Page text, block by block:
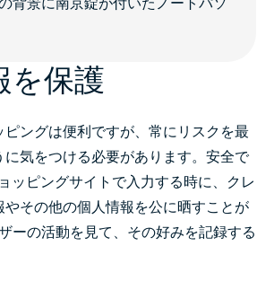
を保護
ピングは便利ですが、常にリスクを最
気をつける必要があります。安全で
ッピングサイトで入力する時に、クレ
やその他の個人情報を公に晒すことが
ーの活動を見て、その好みを記録する